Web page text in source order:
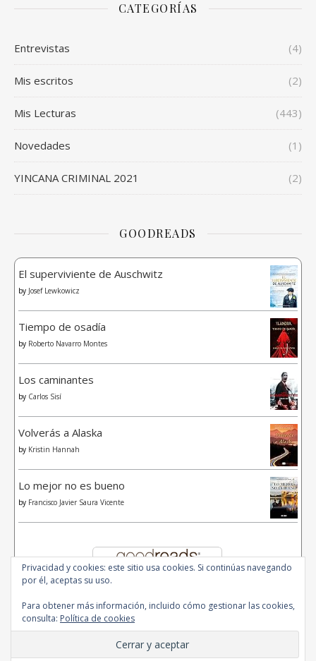
CATEGORÍAS
Entrevistas (4)
Mis escritos (2)
Mis Lecturas (443)
Novedades (1)
YINCANA CRIMINAL 2021 (2)
GOODREADS
El superviviente de Auschwitz
by Josef Lewkowicz
Tiempo de osadía
by Roberto Navarro Montes
Los caminantes
by Carlos Sisí
Volverás a Alaska
by Kristin Hannah
Lo mejor no es bueno
by Francisco Javier Saura Vicente
© 2020 - All Rights Reserved.
Ashe Tema de WP Royal
Privacidad y cookies: este sitio usa cookies. Si continúas navegando
por él, aceptas su uso.
Para obtener más información, incluido cómo gestionar las cookies,
consulta: Política de cookies